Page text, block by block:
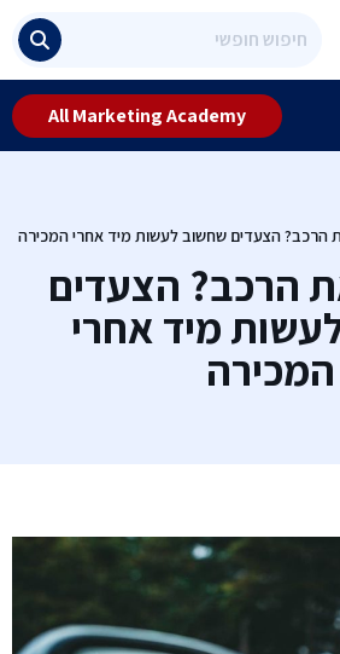
All Marketing Academy
הרכב? הצעדים שחשוב לעשות מיד אחרי המכירה
הרכב? הצעדים
מיד אחרי
המכירה